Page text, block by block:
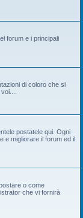
forum e i principali
di coloro che si
postatele qui. Ogni
e migliorare il forum ed il
o come
che vi fornirà